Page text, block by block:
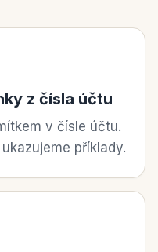
z čísla účtu
v čísle účtu.
příklady.